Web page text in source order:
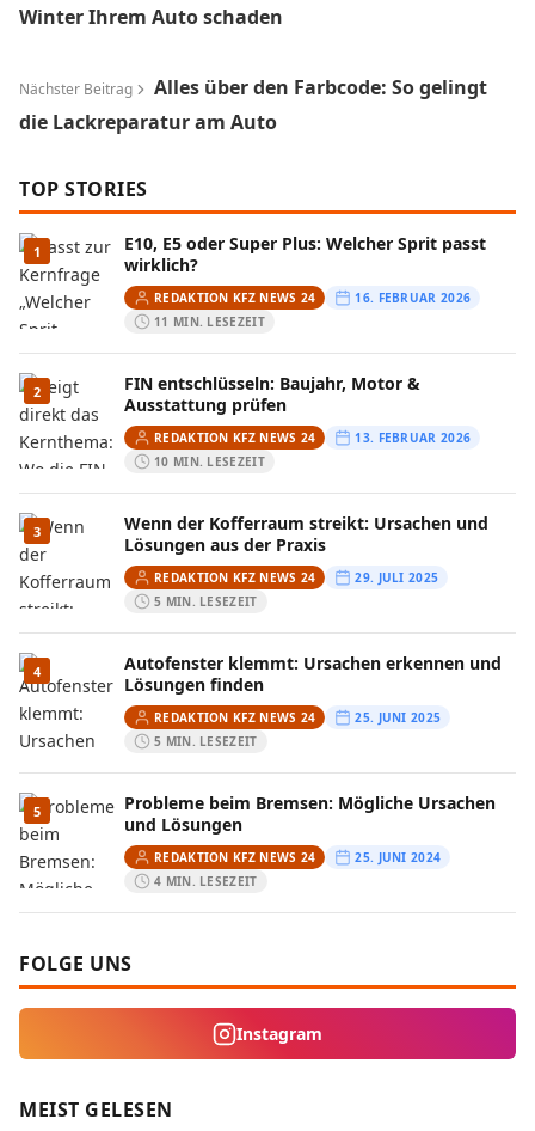
Winter Ihrem Auto schaden
Nächster Beitrag
Alles über den Farbcode: So gelingt
die Lackreparatur am Auto
TOP STORIES
1
E10, E5 oder Super Plus: Welcher Sprit passt
wirklich?
REDAKTION KFZ NEWS 24
16. FEBRUAR 2026
11 MIN. LESEZEIT
2
FIN entschlüsseln: Baujahr, Motor &
Ausstattung prüfen
REDAKTION KFZ NEWS 24
13. FEBRUAR 2026
10 MIN. LESEZEIT
3
Wenn der Kofferraum streikt: Ursachen und
Lösungen aus der Praxis
REDAKTION KFZ NEWS 24
29. JULI 2025
5 MIN. LESEZEIT
4
Autofenster klemmt: Ursachen erkennen und
Lösungen finden
REDAKTION KFZ NEWS 24
25. JUNI 2025
5 MIN. LESEZEIT
5
Probleme beim Bremsen: Mögliche Ursachen
und Lösungen
REDAKTION KFZ NEWS 24
25. JUNI 2024
4 MIN. LESEZEIT
FOLGE UNS
Instagram
MEIST GELESEN